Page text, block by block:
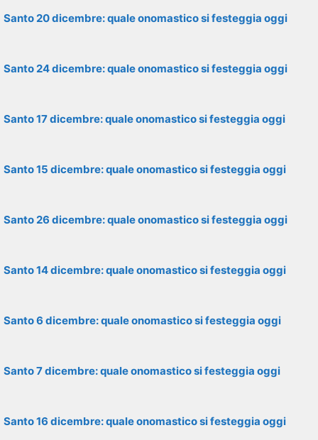
Santo 20 dicembre: quale onomastico si festeggia oggi
Santo 24 dicembre: quale onomastico si festeggia oggi
Santo 17 dicembre: quale onomastico si festeggia oggi
Santo 15 dicembre: quale onomastico si festeggia oggi
Santo 26 dicembre: quale onomastico si festeggia oggi
Santo 14 dicembre: quale onomastico si festeggia oggi
Santo 6 dicembre: quale onomastico si festeggia oggi
Santo 7 dicembre: quale onomastico si festeggia oggi
Santo 16 dicembre: quale onomastico si festeggia oggi